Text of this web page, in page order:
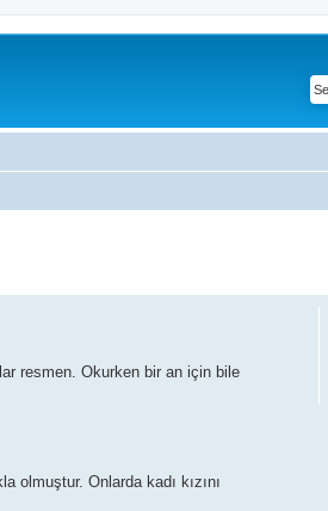
resmen. Okurken bir an için bile
olmuştur. Onlarda kadı kızını